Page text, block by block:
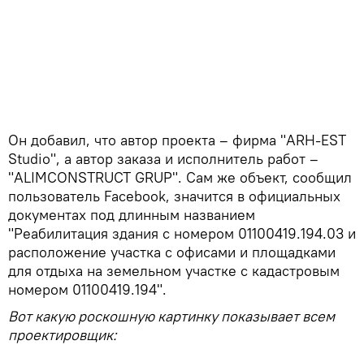
Он добавил, что автор проекта – фирма "ARH-EST
Studio", а автор заказа и исполнитель работ –
"ALIMCONSTRUCT GRUP". Сам же объект, сообщил
пользователь Facebook, значится в официальных
документах под длинным названием
"Реабилитация здания с номером 01100419.194.03 и
расположение участка с офисами и площадками
для отдыха на земельном участке с кадастровым
номером 01100419.194".
Вот какую роскошную картинку показывает всем
проектировщик: